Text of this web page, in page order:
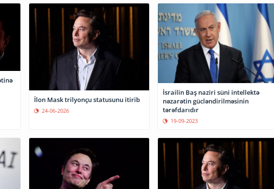
İlon Mask trilyonçu statusunu itirib
24-06-2026
İsrailin Baş naziri süni intellektə
nəzarətin gücləndirilməsinin
tərəfdarıdır
19-09-2023